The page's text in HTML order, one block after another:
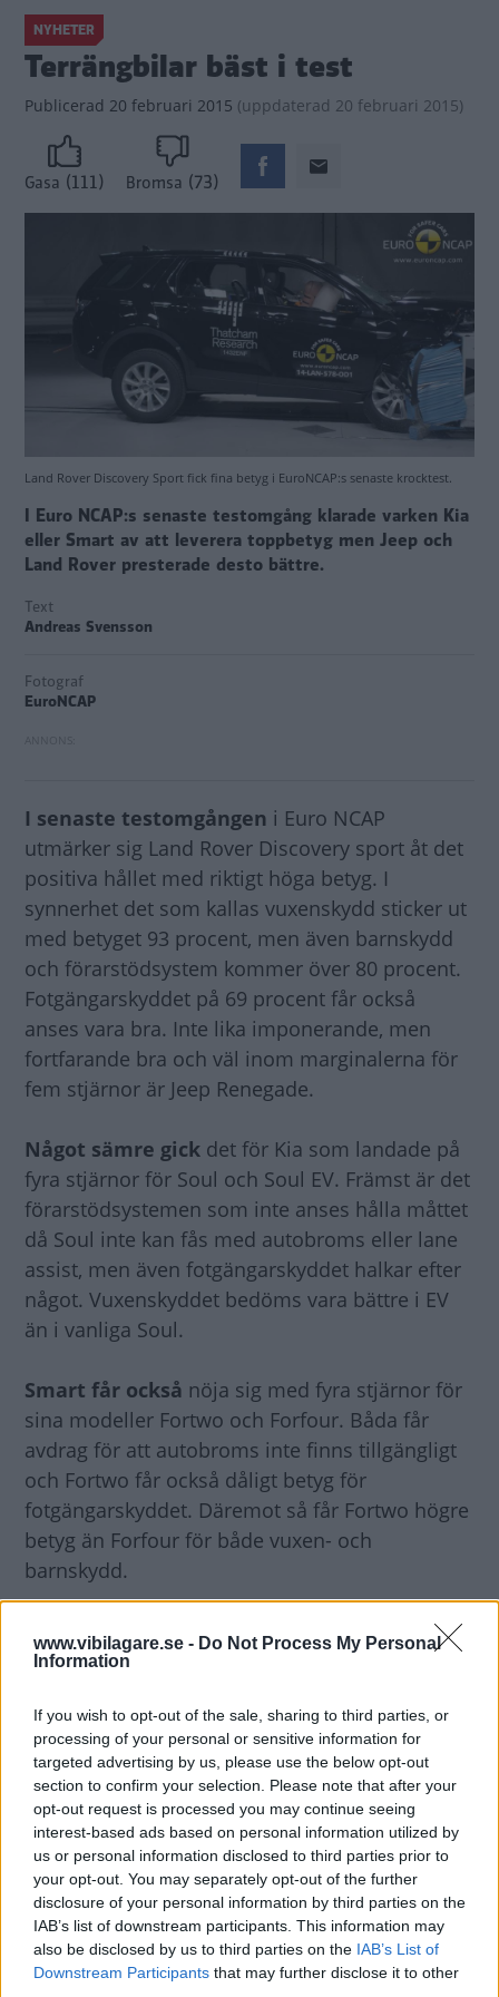
www.vibilagare.se - Do Not Process My Personal
Information
If you wish to opt-out of the sale, sharing to third parties, or
processing of your personal or sensitive information for
targeted advertising by us, please use the below opt-out
section to confirm your selection. Please note that after your
opt-out request is processed you may continue seeing
interest-based ads based on personal information utilized by
us or personal information disclosed to third parties prior to
your opt-out. You may separately opt-out of the further
disclosure of your personal information by third parties on the
IAB’s list of downstream participants. This information may
also be disclosed by us to third parties on the IAB’s List of
Downstream Participants that may further disclose it to other
NYHETER
Terrängbilar bäst i test
Publicerad 20 februari 2015 (uppdaterad 20 februari 2015)
Gasa (111) Bromsa (73)
Land Rover Discovery Sport fick fina betyg i EuroNCAP:s senaste krocktest.
I Euro NCAP:s senaste testomgång klarade varken Kia
eller Smart av att leverera toppbetyg men Jeep och
Land Rover presterade desto bättre.
Text
Andreas Svensson
Fotograf
EuroNCAP
I senaste testomgången i Euro NCAP
utmärker sig Land Rover Discovery sport åt det
positiva hållet med riktigt höga betyg. I
synnerhet det som kallas vuxenskydd sticker ut
med betyget 93 procent, men även barnskydd
och förarstödsystem kommer över 80 procent.
Fotgängarskyddet på 69 procent får också
anses vara bra. Inte lika imponerande, men
fortfarande bra och väl inom marginalerna för
fem stjärnor är Jeep Renegade.
Något sämre gick det för Kia som landade på
fyra stjärnor för Soul och Soul EV. Främst är det
förarstödsystemen som inte anses hålla måttet
då Soul inte kan fås med autobroms eller lane
assist, men även fotgängarskyddet halkar efter
något. Vuxenskyddet bedöms vara bättre i EV
än i vanliga Soul.
Smart får också nöja sig med fyra stjärnor för
sina modeller Fortwo och Forfour. Båda får
avdrag för att autobroms inte finns tillgängligt
och Fortwo får också dåligt betyg för
fotgängarskyddet. Däremot så får Fortwo högre
betyg än Forfour för både vuxen- och
barnskydd.
Diskutera:
Kollar du Euro NCAP-resultat innan
du köper bil?